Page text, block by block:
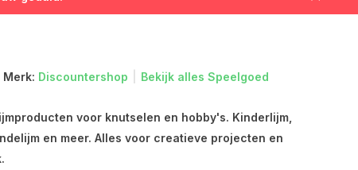
Merk: Discountershop Bekijk alles Speelgoed
voor knutselen en hobby's. Kinderlijm,
en meer. Alles voor creatieve projecten en